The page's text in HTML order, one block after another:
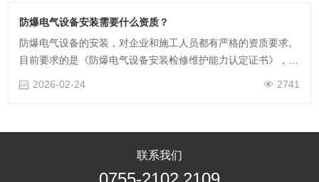
防爆电气设备安装需要什么资质？
防爆电气设备的安装，对企业和施工人员都有严格的资质要求。
目前要求的是《防爆电气设备安装检修维护能力认定证书》，需
要企业的员工参加培训和考试合格后发证，具体的办理流程和要
2026-02-24 2741
联系我们